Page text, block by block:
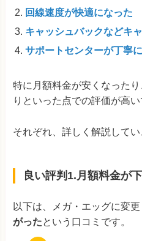
回線速度が快適になった
キャッシュバックなどキ
サポートセンターが丁寧
特に月額料金が安くなった
りといった点での評価が高い
それぞれ、詳しく解説してい
良い評判1.月額料金が
以下は、メガ・エッグに変更
がったという口コミです。